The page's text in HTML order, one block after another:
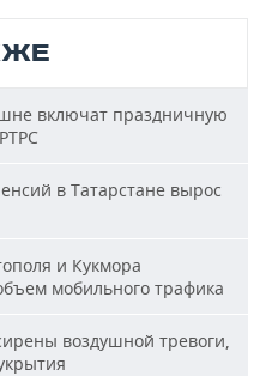
включат праздничную
в Татарстане вырос
и Кукмора
мобильного трафика
воздушной тревоги,